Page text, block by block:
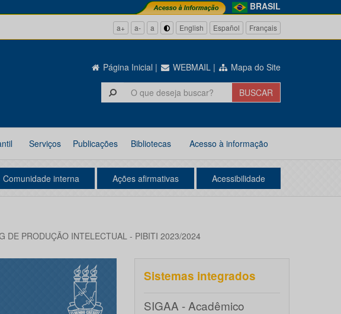
BRASIL
a+ a- a English Español Français
Página Inicial | WEBMAIL | Mapa do Site
Serviços Publicações Bibliotecas Acesso à informação
Comunidade interna Ações afirmativas Acessibilidade
DE PRODUÇÃO INTELECTUAL - PIBITI 2023/2024
Sistemas integrados
SIGAA - Acadêmico